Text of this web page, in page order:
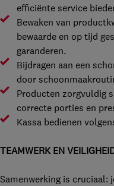
efficiënte service
Bewaken van
bewaarde en op tijd
garanderen.
Bijdragen aan een
door
Producten zorgvuldig
correcte porties en
Kassa bedienen
TEAMWERK EN
Samenwerking is cruciaal: